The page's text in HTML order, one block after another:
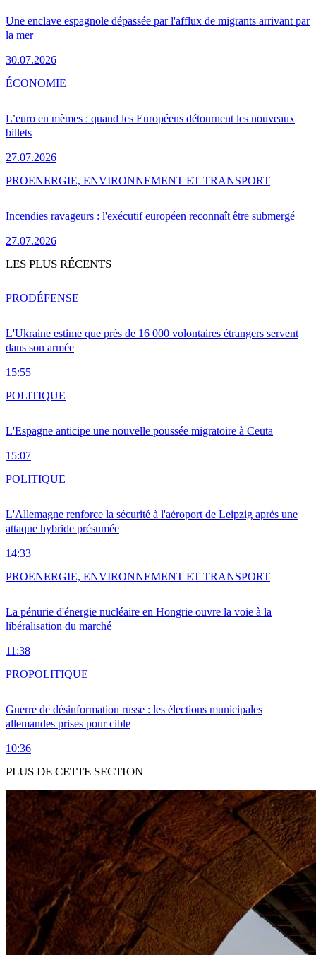
Une enclave espagnole dépassée par l'afflux de migrants arrivant par
la mer
30.07.2026
L’euro en mèmes : quand les Européens détournent les nouveaux
billets
27.07.2026
ÉCONOMIE
Incendies ravageurs : l'exécutif européen reconnaît être submergé
27.07.2026
PROENERGIE, ENVIRONNEMENT ET TRANSPORT
LES PLUS RÉCENTS
L'Ukraine estime que près de 16 000 volontaires étrangers servent
dans son armée
15:55
PRODÉFENSE
L'Espagne anticipe une nouvelle poussée migratoire à Ceuta
15:07
POLITIQUE
L'Allemagne renforce la sécurité à l'aéroport de Leipzig après une
attaque hybride présumée
14:33
POLITIQUE
La pénurie d'énergie nucléaire en Hongrie ouvre la voie à la
libéralisation du marché
11:38
PROENERGIE, ENVIRONNEMENT ET TRANSPORT
Guerre de désinformation russe : les élections municipales
allemandes prises pour cible
10:36
PROPOLITIQUE
PLUS DE CETTE SECTION